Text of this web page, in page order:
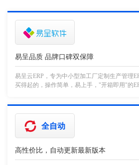
易呈品质 品牌口碑双保障
易呈云ERP，专为中小型加工厂定制生产管理
买得起的，操作简单，易上手，"开箱即用"的
全自动
高性价比，自动更新最新版本